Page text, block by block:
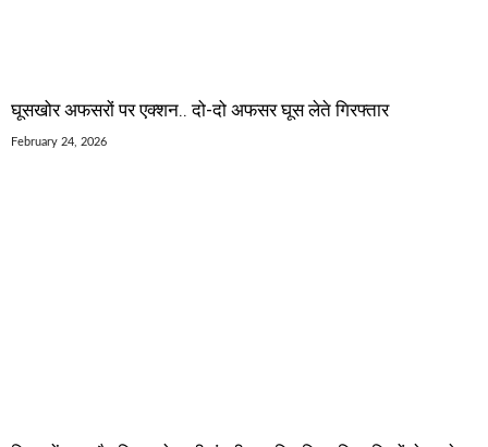
घूसखोर अफसरों पर एक्शन.. दो-दो अफसर घूस लेते गिरफ्तार
February 24, 2026